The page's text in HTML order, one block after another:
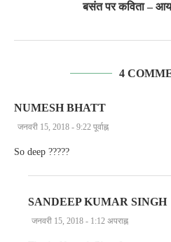
बसंत पर कविता –
4
NUMESH BHATT
जनवरी 15, 2018 - 9:22 पूर्वाह्न
So deep ?????
SANDEEP KUMAR SINGH
जनवरी 15, 2018 - 1:12 अपराह्न